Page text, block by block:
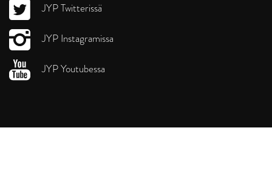
JYP Twitterissä
JYP Instagramissa
JYP Youtubessa